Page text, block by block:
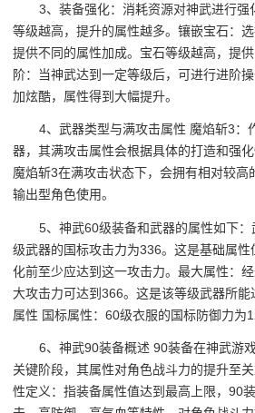
3、装备强化：消耗资源对神武进行
等级越高，提升的属性越多。镶嵌宝石：选
提供不同的属性加成。宝石等级越高，提
阶：当神武达到一定等级后，可进行进阶
加炫酷，属性得到大幅提升。
4、武器类型与满攻击属性 魔焰斩3：
器，其满攻击属性会根据具体的打造和强化
魔焰斩3在满攻击状态下，会拥有相对较高
输出型角色使用。
5、神武60级装备和武器的属性如下
级武器的国标攻击力为336。这是基础属
化前至少应达到这一攻击力。最大属性：
大攻击力可达到366。这是该等级武器所
属性 国标属性：60级衣服的国标防御力为
6、神武90装备概述 90装备在神武游
关键阶段，其属性对角色战斗力的提升至
性定义：指装备属性值达到最高上限，90